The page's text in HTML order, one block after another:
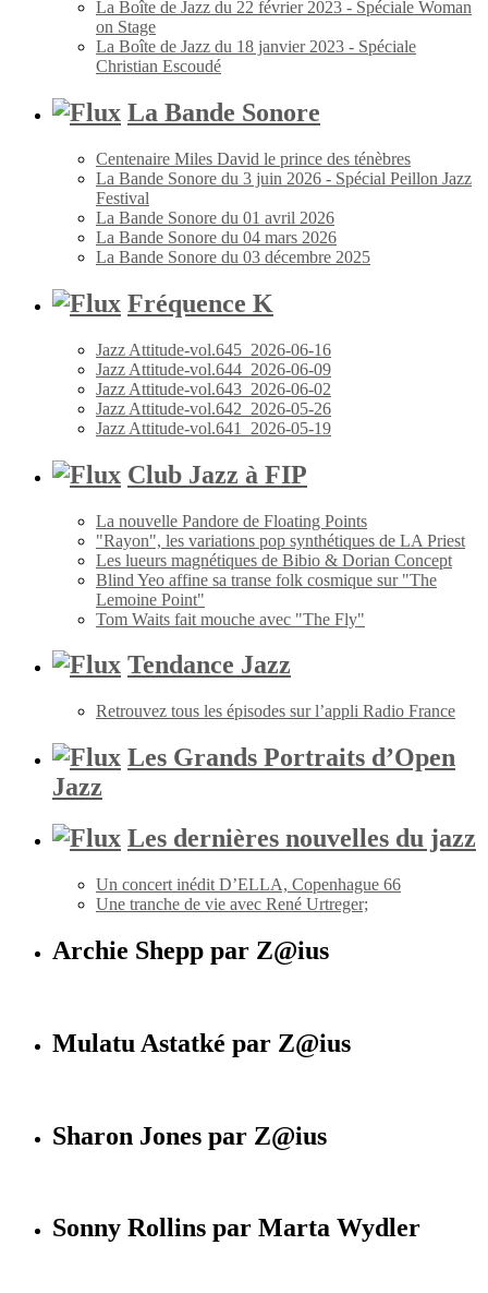
La Boîte de Jazz du 22 février 2023 - Spéciale Woman
on Stage
La Boîte de Jazz du 18 janvier 2023 - Spéciale
Christian Escoudé
La Bande Sonore
Centenaire Miles David le prince des ténèbres
La Bande Sonore du 3 juin 2026 - Spécial Peillon Jazz
Festival
La Bande Sonore du 01 avril 2026
La Bande Sonore du 04 mars 2026
La Bande Sonore du 03 décembre 2025
Fréquence K
Jazz Attitude-vol.645_2026-06-16
Jazz Attitude-vol.644_2026-06-09
Jazz Attitude-vol.643_2026-06-02
Jazz Attitude-vol.642_2026-05-26
Jazz Attitude-vol.641_2026-05-19
Club Jazz à FIP
La nouvelle Pandore de Floating Points
"Rayon", les variations pop synthétiques de LA Priest
Les lueurs magnétiques de Bibio & Dorian Concept
Blind Yeo affine sa transe folk cosmique sur "The
Lemoine Point"
Tom Waits fait mouche avec "The Fly"
Tendance Jazz
Retrouvez tous les épisodes sur l’appli Radio France
Les Grands Portraits d’Open
Jazz
Les dernières nouvelles du jazz
Un concert inédit D’ELLA, Copenhague 66
Une tranche de vie avec René Urtreger;
Archie Shepp par Z@ius
Mulatu Astatké par Z@ius
Sharon Jones par Z@ius
Sonny Rollins par Marta Wydler